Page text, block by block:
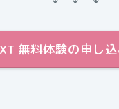
無料体験の申し